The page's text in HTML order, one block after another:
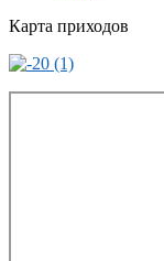
Карта приходов